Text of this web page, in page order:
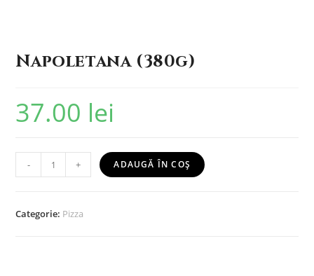
Napoletana (380g)
37.00 lei
- + ADAUGĂ ÎN COȘ
Categorie: Pizza